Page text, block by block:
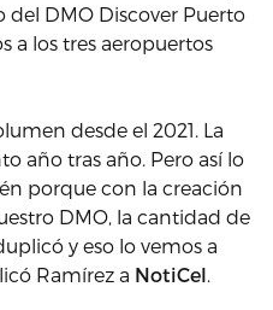
del DMO Discover Puerto
a los tres aeropuertos
desde el 2021. La
año tras año. Pero así lo
porque con la creación
DMO, la cantidad de
y eso lo vemos a
Ramírez a NotiCel